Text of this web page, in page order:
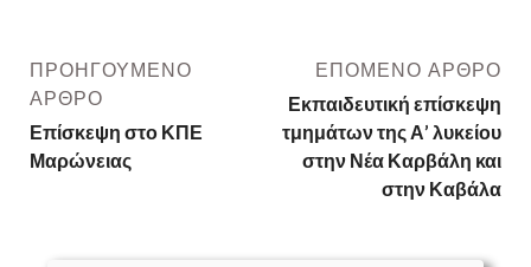
ΠΡΟΗΓΟΎΜΕΝΟ
ΆΡΘΡΟ
Επίσκεψη στο ΚΠΕ
Μαρώνειας
ΕΠΌΜΕΝΟ ΆΡΘΡΟ
Εκπαιδευτική επίσκεψη
τμημάτων της Α’ λυκείου
στην Νέα Καρβάλη και
στην Καβάλα